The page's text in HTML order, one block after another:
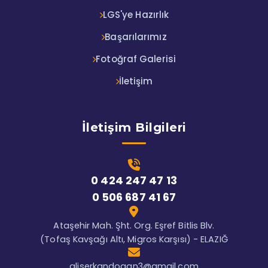
LGS'ye Hazırlık
Başarılarımız
Fotoğraf Galerisi
İletişim
İletişim Bilgileri
0 424 247 47 13
0 506 687 41 67
Ataşehir Mah. Şht. Org. Eşref Bitlis Blv.
(Tofaş Kavşağı Altı, Migros Karşısı) - ELAZIĞ